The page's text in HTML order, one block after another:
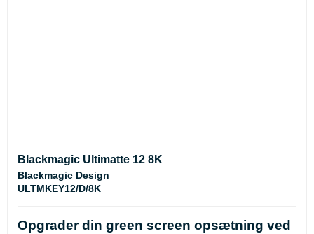
Blackmagic Ultimatte 12 8K
Blackmagic Design
ULTMKEY12/D/8K
Opgrader din green screen opsætning ved